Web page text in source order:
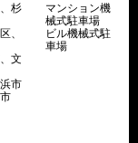
杉
、
文
市
マンション機
械式駐車場
ビル機械式駐
車場